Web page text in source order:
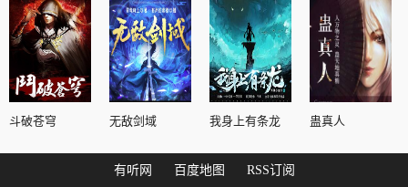
斗破苍穹 无敌剑域 我身上有条龙 蛊真人
有听网 百度地图
RSS订阅